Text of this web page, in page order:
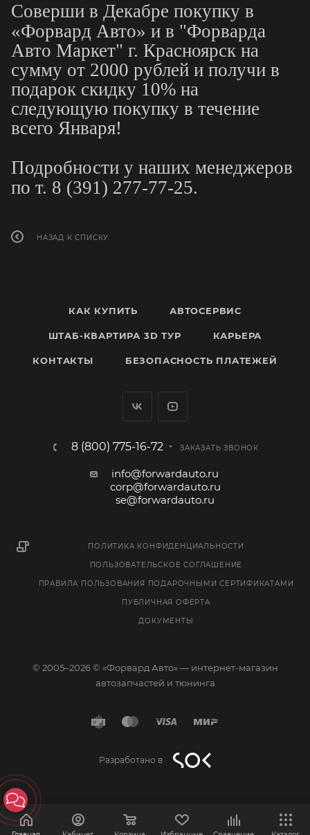
Соверши в Декабре покупку в
«Форвард Авто» и в "Форварда
Авто Маркет" г. Красноярск на
сумму от 2000 рублей и получи в
подарок скидку 10% на
следующую покупку в течение
всего Января!
Подробности у наших менеджеров
по т. 8 (391) 277-77-25.
НАЗАД К СПИСКУ
КАК КУПИТЬ АВТОСЕРВИС
ШТАБ-КВАРТИРА 3D ТУР КАРЬЕРА
КОНТАКТЫ БЕЗОПАСНОСТЬ ПЛАТЕЖЕЙ
8 (800) 775-16-72 ЗАКАЗАТЬ ЗВОНОК
info@forwardauto.ru
corp@forwardauto.ru
se@forwardauto.ru
ПОЛИТИКА КОНФИДЕНЦИАЛЬНОСТИ
ПОЛЬЗОВАТЕЛЬСКОЕ СОГЛАШЕНИЕ
ПРАВИЛА ПОЛЬЗОВАНИЯ ПОДАРОЧНЫМИ СЕРТИФИКАТАМИ
ПУБЛИЧНАЯ ОФЕРТА
ДОКУМЕНТЫ
© 2005–2026 © «Форвард Авто» — интернет-магазин
автозапчастей и тюнинга
Разработано в